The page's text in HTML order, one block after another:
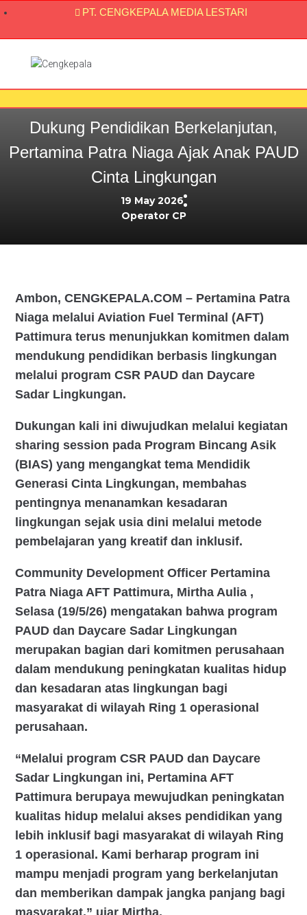
PT. CENGKEPALA MEDIA LESTARI
Dukung Pendidikan Berkelanjutan,
Pertamina Patra Niaga Ajak Anak PAUD
Cinta Lingkungan
19 May 2026
Operator CP
Ambon, CENGKEPALA.COM – Pertamina Patra
Niaga melalui Aviation Fuel Terminal (AFT)
Pattimura terus menunjukkan komitmen dalam
mendukung pendidikan berbasis lingkungan
melalui program CSR PAUD dan Daycare
Sadar Lingkungan.
Dukungan kali ini diwujudkan melalui kegiatan
sharing session pada Program Bincang Asik
(BIAS) yang mengangkat tema Mendidik
Generasi Cinta Lingkungan, membahas
pentingnya menanamkan kesadaran
lingkungan sejak usia dini melalui metode
pembelajaran yang kreatif dan inklusif.
Community Development Officer Pertamina
Patra Niaga AFT Pattimura, Mirtha Aulia ,
Selasa (19/5/26) mengatakan bahwa program
PAUD dan Daycare Sadar Lingkungan
merupakan bagian dari komitmen perusahaan
dalam mendukung peningkatan kualitas hidup
dan kesadaran atas lingkungan bagi
masyarakat di wilayah Ring 1 operasional
perusahaan.
“Melalui program CSR PAUD dan Daycare
Sadar Lingkungan ini, Pertamina AFT
Pattimura berupaya mewujudkan peningkatan
kualitas hidup melalui akses pendidikan yang
lebih inklusif bagi masyarakat di wilayah Ring
1 operasional. Kami berharap program ini
mampu menjadi program yang berkelanjutan
dan memberikan dampak jangka panjang bagi
masyarakat,” ujar Mirtha.